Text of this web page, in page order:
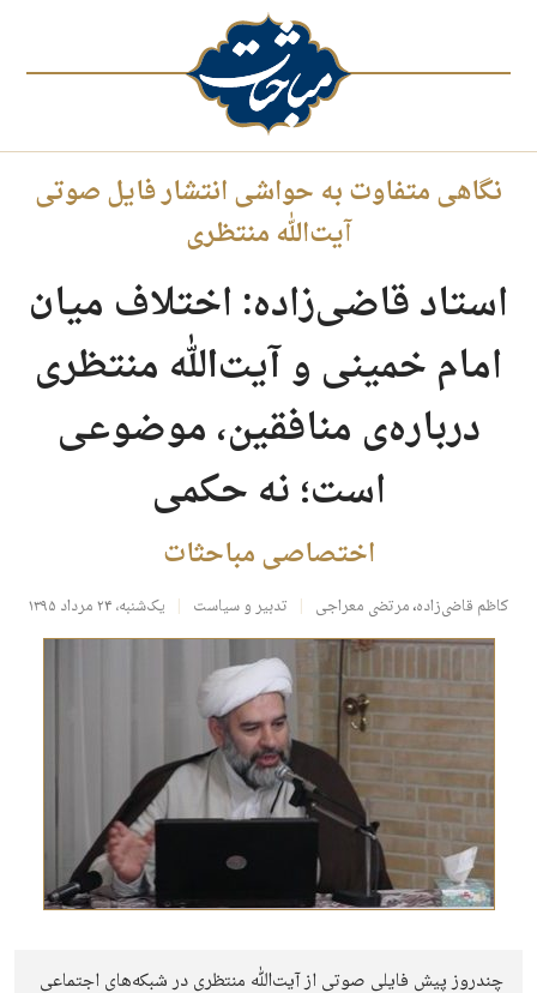
نگاهی متفاوت به حواشی انتشار فایل صوتی
آیت‌الله منتظری
استاد قاضی‌زاده: اختلاف میان
امام خمینی و آیت‌الله منتظری
درباره‌ی منافقین، موضوعی
است؛ نه حکمی
اختصاصی مباحثات
کاظم قاضی‌زاده،مرتضی معراجی تدبیر و سیاست یک‌شنبه، ۲۴ مرداد ۱۳۹۵
چندروز پیش فایلی صوتی از آیت‌ﷲ منتظری در شبکه‌های اجتماعی